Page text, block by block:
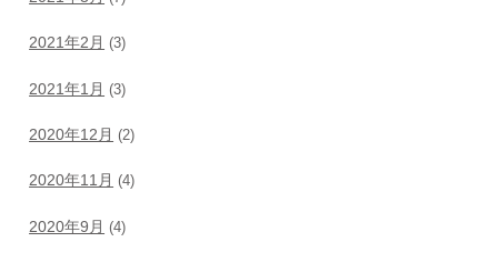
2021年2月 (3)
2021年1月 (3)
2020年12月 (2)
2020年11月 (4)
2020年9月 (4)